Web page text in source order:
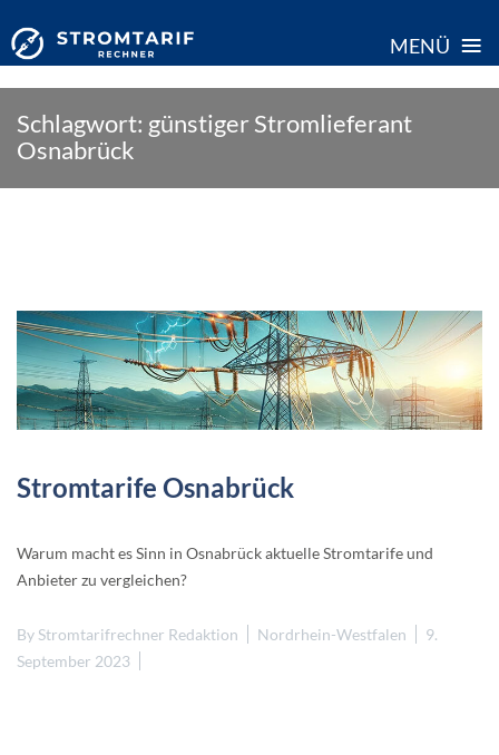
MENÜ ≡
content
Schlagwort: günstiger Stromlieferant
Osnabrück
Stromtarife Osnabrück
Warum macht es Sinn in Osnabrück aktuelle Stromtarife und
Anbieter zu vergleichen?
By Stromtarifrechner Redaktion Nordrhein-Westfalen
9.
September 2023